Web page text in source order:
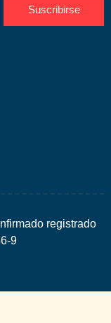
Suscribirse
registrado
9